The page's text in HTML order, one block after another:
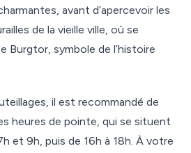
avant d’apercevoir les
de la vieille ville, où se
Burgtor, symbole de l’histoire
il est recommandé de
heures de pointe, qui se situent
et 9h, puis de 16h à 18h. À votre